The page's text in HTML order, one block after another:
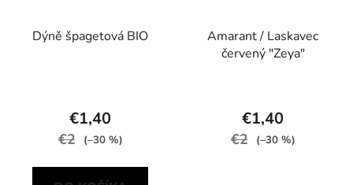
Dýně špagetová BIO
€1,40
€2 (–30 %)
Amarant / Laskavec
červený "Zeya"
€1,40
€2 (–30 %)